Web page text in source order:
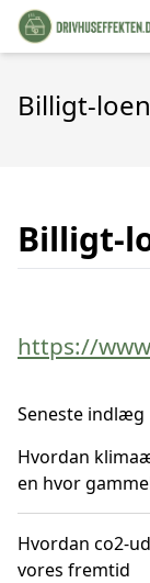
Billigt-
Billigt-
https://
Seneste indlæg
Hvordan
en hvor
Hvordan co2-
vores fremtid